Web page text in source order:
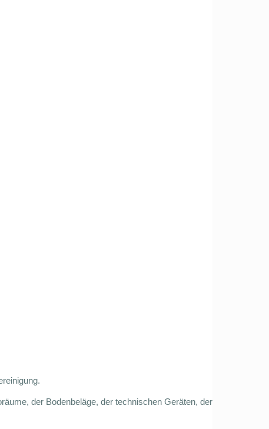
der Bodenbeläge, der technischen Geräten, der